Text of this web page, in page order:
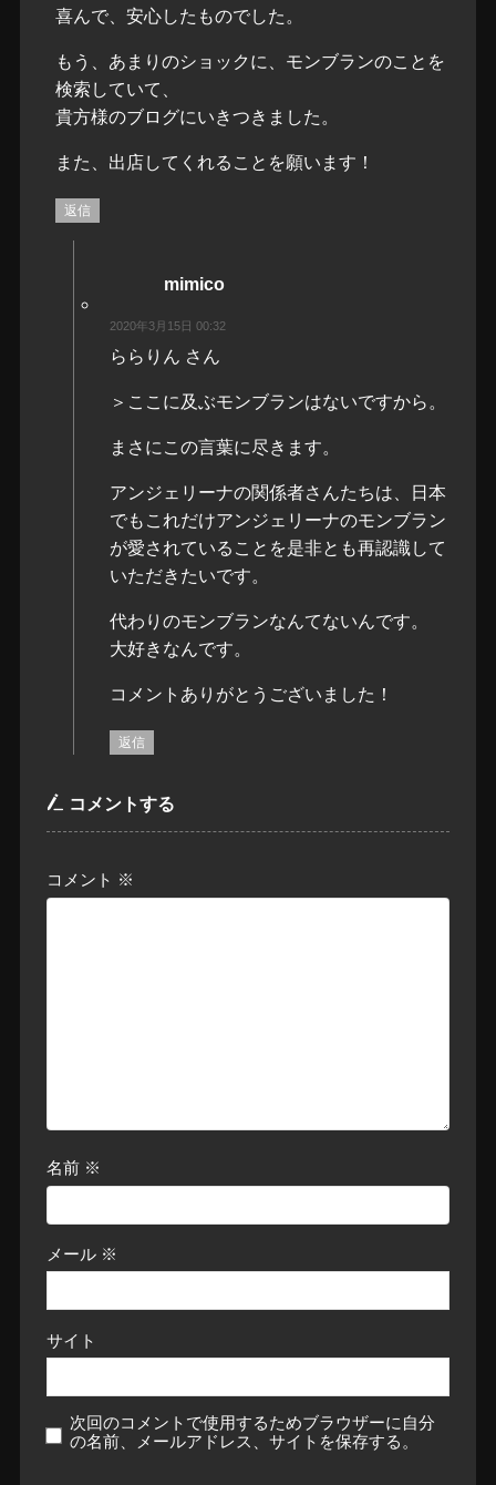
喜んで、安心したものでした。
もう、あまりのショックに、モンブランのことを
検索していて、
貴方様のブログにいきつきました。
また、出店してくれることを願います！
返信
mimico
2020年3月15日 00:32
ららりん さん
＞ここに及ぶモンブランはないですから。
まさにこの言葉に尽きます。
アンジェリーナの関係者さんたちは、日本
でもこれだけアンジェリーナのモンブラン
が愛されていることを是非とも再認識して
いただきたいです。
代わりのモンブランなんてないんです。
大好きなんです。
コメントありがとうございました！
返信
コメントする
コメント ※
名前 ※
メール ※
サイト
次回のコメントで使用するためブラウザーに自分
の名前、メールアドレス、サイトを保存する。